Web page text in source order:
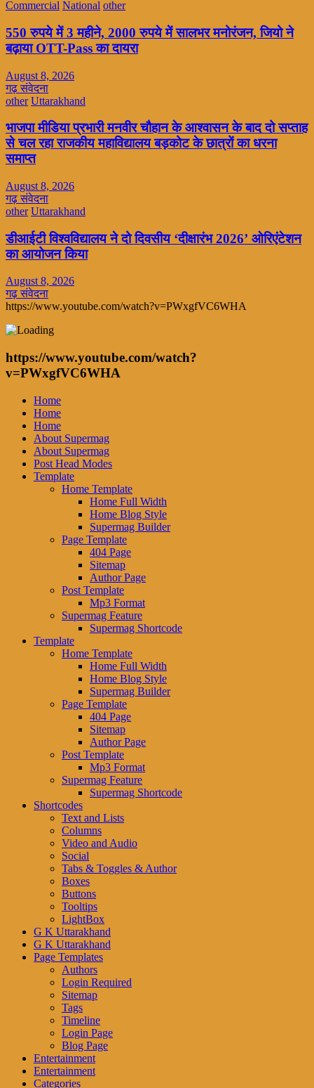
Commercial National other
550 रुपये में 3 महीने, 2000 रुपये में सालभर मनोरंजन, जियो ने
बढ़ाया OTT-Pass का दायरा
August 8, 2026
गढ़ संवेदना
other Uttarakhand
भाजपा मीडिया प्रभारी मनवीर चौहान के आश्वासन के बाद दो सप्ताह
से चल रहा राजकीय महाविद्यालय बड़कोट के छात्रों का धरना
समाप्त
August 8, 2026
गढ़ संवेदना
other Uttarakhand
डीआईटी विश्वविद्यालय ने दो दिवसीय ‘दीक्षारंभ 2026’ ओरिएंटेशन
का आयोजन किया
August 8, 2026
गढ़ संवेदना
https://www.youtube.com/watch?v=PWxgfVC6WHA
https://www.youtube.com/watch?
v=PWxgfVC6WHA
Home
Home
Home
About Supermag
About Supermag
Post Head Modes
Template
Home Template
Home Full Width
Home Blog Style
Supermag Builder
Page Template
404 Page
Sitemap
Author Page
Post Template
Mp3 Format
Supermag Feature
Supermag Shortcode
Template
Home Template
Home Full Width
Home Blog Style
Supermag Builder
Page Template
404 Page
Sitemap
Author Page
Post Template
Mp3 Format
Supermag Feature
Supermag Shortcode
Shortcodes
Text and Lists
Columns
Video and Audio
Social
Tabs & Toggles & Author
Boxes
Buttons
Tooltips
LightBox
G K Uttarakhand
G K Uttarakhand
Page Templates
Authors
Login Required
Sitemap
Tags
Timeline
Login Page
Blog Page
Entertainment
Entertainment
Categories